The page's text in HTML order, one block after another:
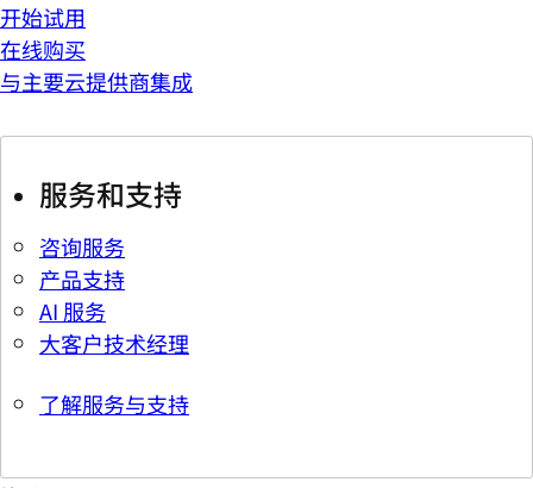
开始试用
在线购买
与主要云提供商集成
服务和支持
咨询服务
产品支持
AI 服务
大客户技术经理
了解服务与支持